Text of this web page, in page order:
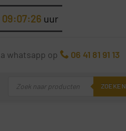
09:07:25 uur
whatsapp op 06 41 81 91 13
zoeken
ZOEKEN